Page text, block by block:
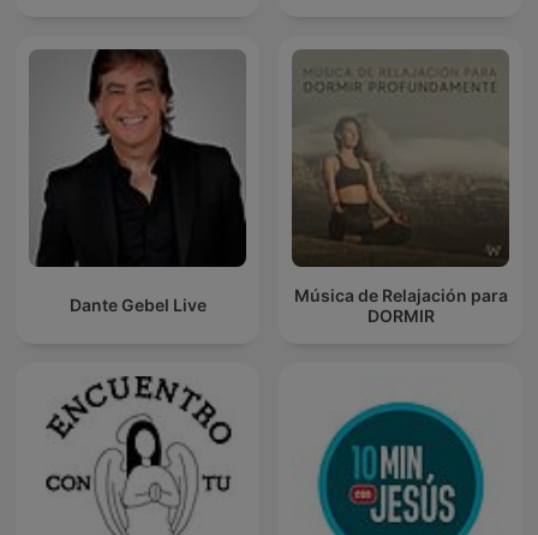
Dante Gebel Live
Música de Relajación para
DORMIR